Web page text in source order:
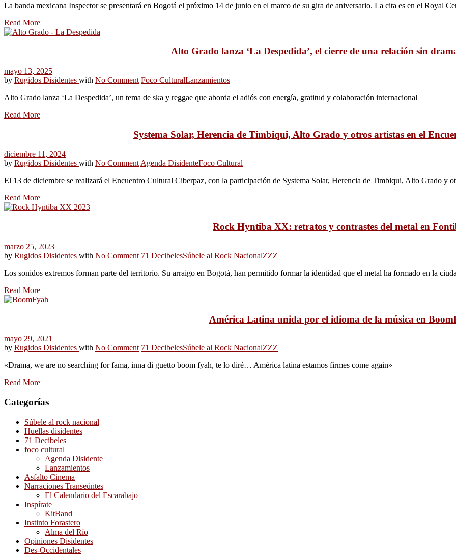
La banda mexicana Inspector se presentará en Bogotá el próximo 14 de junio en el marco de su gira de aniversario. La cita es en el Royal
Read More
Alto Grado lanza ‘La Despedida’, el cierre de una relación sin
mayo 13, 2025
by Rugidos Disidentes with No Comment Foco CulturalLanzamientos
Alto Grado lanza ‘La Despedida’, un tema de ska y reggae que aborda el adiós con energía, gratitud y colaboración internacional
Read More
Systema Solar, Herencia de Timbiqui, Alto Grado y otros artistas en el
diciembre 11, 2024
by Rugidos Disidentes with No CommentAgenda DisidenteFoco Cultural
El 13 de diciembre se realizará el Encuentro Cultural Ciberpaz, con la participación de Systema Solar, Herencia de Timbiqui, Alto Grado y
Read More
Rock Hyntiba XX: retratos y contrastes del metal en
marzo 25, 2023
by Rugidos Disidentes with No Comment 71 DecibelesSúbele al Rock NacionalZZZ
Los sonidos extremos forman parte del territorio. Su arraigo en Bogotá, han permitido formar la identidad que el metal ha formado en la
Read More
América Latina unida por el idioma de la música en
mayo 29, 2021
by Rugidos Disidentes with No Comment 71 DecibelesSúbele al Rock NacionalZZZ
«Drama, we are no searching for fama, inna di guetto boom fyah, te lo diré… América latina estamos firmes come again»
Read More
Categorías
Súbele al rock nacional
Huellas disidentes
71 Decibeles
foco cultural
Agenda Disidente
Lanzamientos
Asfalto Cinema
Narraciones Transeúntes
El Calendario del Escarabajo
Inspírate
KitBand
Instinto Forastero
Alma del Río
Opiniones Disidentes
Des-Occidentales